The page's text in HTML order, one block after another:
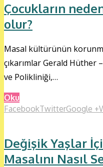
Çocukların
olur?
Masal kültürünün
çıkarımlar Gerald Hüther
ve Polikliniği,…
Oku
FacebookTwitterGoogle +
Değişik Yaşlar
Masalını Nasıl